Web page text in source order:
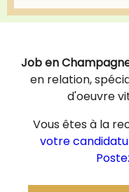
Job en
en relation,
d'oeuvre
Vous êtes à la
votre